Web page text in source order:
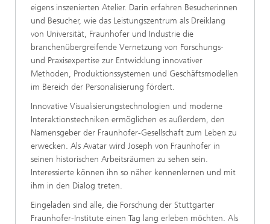
eigens inszenierten Atelier. Darin erfahren Besucherinnen
und Besucher, wie das Leistungszentrum als Dreiklang
von Universität, Fraunhofer und Industrie die
branchenübergreifende Vernetzung von Forschungs-
und Praxisexpertise zur Entwicklung innovativer
Methoden, Produktionssystemen und Geschäftsmodellen
im Bereich der Personalisierung fördert.
Innovative Visualisierungstechnologien und moderne
Interaktionstechniken ermöglichen es außerdem, den
Namensgeber der Fraunhofer-Gesellschaft zum Leben zu
erwecken. Als Avatar wird Joseph von Fraunhofer in
seinen historischen Arbeitsräumen zu sehen sein.
Interessierte können ihn so näher kennenlernen und mit
ihm in den Dialog treten.
Eingeladen sind alle, die Forschung der Stuttgarter
Fraunhofer-Institute einen Tag lang erleben möchten. Als